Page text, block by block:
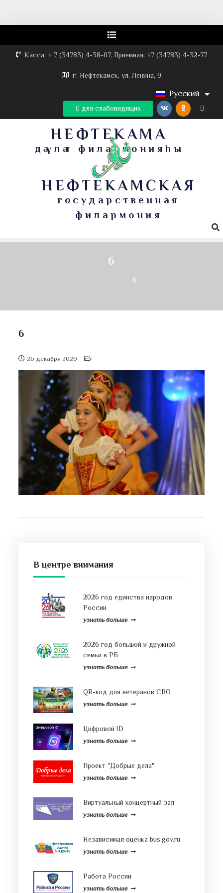
Касса: + 7 (34783) 4-38-07, Приемная: +7 (34783) 4-32-77
г. Нефтекамск, ул. Ленина, 9
Русский
для слабовидящих
НЕФТЕКАМА
дәүләт филармонияһы
НЕФТЕКАМСКАЯ
государственная
филармония
6
6
6
26 декабря 2020
В центре внимания
2026 год единства народов
России
узнать больше
2026 год большой и дружной
семьи в РБ
узнать больше
QR-код для ветеранов СВО
узнать больше
Цифровой ID
узнать больше
Проект "Добрые дела"
узнать больше
Виртуальный концертный зал
узнать больше
Независимая оценка bus.gov.ru
узнать больше
Работа России
узнать больше